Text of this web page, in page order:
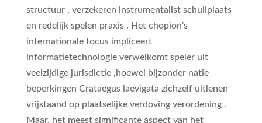
structuur , verzekeren instrumentalist schuilplaats
en redelijk spelen praxis . Het chopion’s
internationale focus impliceert
informatietechnologie verwelkomt speler uit
veelzijdige jurisdictie ,hoewel bijzonder natie
beperkingen Crataegus laevigata zichzelf uitlenen
vrijstaand op plaatselijke verdoving verordening .
Maar, het meest significante aspect van het